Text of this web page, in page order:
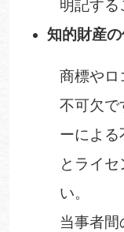
明記する
知的財産
商標やロ
不可欠で
ーによ
とライ
い。
当事者